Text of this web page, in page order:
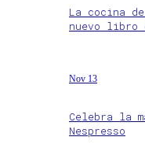
La cocina
nuevo libro
Nov 13
Celebra la
Nespresso